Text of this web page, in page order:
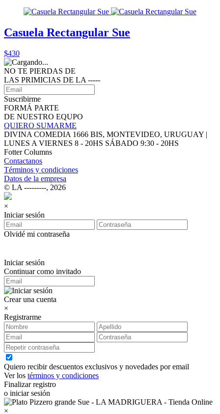
Casuela Rectangular Sue
$430
NO TE PIERDAS DE
LAS PRIMICIAS DE LA ‑‑‑‑‑
Suscribirme
FORMÁ PARTE
DE NUESTRO EQUPO
QUIERO SUMARME
DIVINA COMEDIA 1666 BIS, MONTEVIDEO, URUGUAY |
LUNES A VIERNES 8 - 20HS SÁBADO 9:30 - 20HS
Fotter Columns
Contactanos
Términos y condiciones
Datos de la empresa
© LA ‑‑‑‑‑‑‑‑‑, 2026
×
Iniciar sesión
Olvidé mi contraseña
Iniciar sesión
Continuar como invitado
Crear una cuenta
×
Registrarme
Quiero recibir descuentos exclusivos y novedades por email
Ver los términos y condiciones
Finalizar registro
o iniciar sesión
×